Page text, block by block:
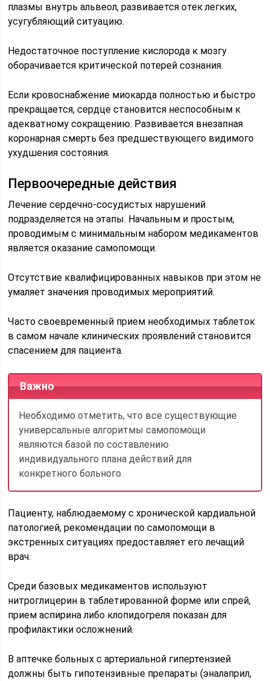
плазмы внутрь альвеол, развивается отек легких,
усугубляющий ситуацию.
Недостаточное поступление кислорода к мозгу
оборачивается критической потерей сознания.
Если кровоснабжение миокарда полностью и быстро
прекращается, сердце становится неспособным к
адекватному сокращению. Развивается внезапная
коронарная смерть без предшествующего видимого
ухудшения состояния.
Первоочередные действия
Лечение сердечно-сосудистых нарушений
подразделяется на этапы. Начальным и простым,
проводимым с минимальным набором медикаментов
является оказание самопомощи.
Отсутствие квалифицированных навыков при этом не
умаляет значения проводимых мероприятий.
Часто своевременный прием необходимых таблеток
в самом начале клинических проявлений становится
спасением для пациента.
Важно
Необходимо отметить, что все существующие
универсальные алгоритмы самопомощи
являются базой по составлению
индивидуального плана действий для
конкретного больного.
Пациенту, наблюдаемому с хронической кардиальной
патологией, рекомендации по самопомощи в
экстренных ситуациях предоставляет его лечащий
врач.
Среди базовых медикаментов используют
нитроглицерин в таблетированной форме или спрей,
прием аспирина либо клопидогреля показан для
профилактики осложнений.
В аптечке больных с артериальной гипертензией
должны быть гипотензивные препараты (эналаприл,